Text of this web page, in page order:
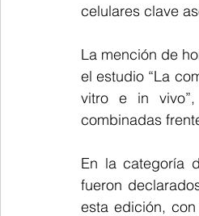
celulares clave
La mención de
el estudio “La
vitro e in
combinadas
En la categoría
fueron
esta edición,